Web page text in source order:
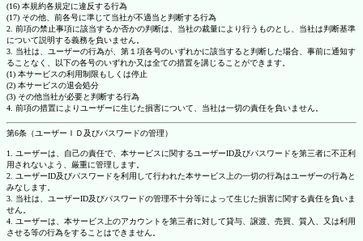
(16) 本規約各規定に違反する行為
(17) その他、前各号に準じて当社が不適当と判断する行為
2. 前項の禁止事項に該当するか否かの判断は、当社の裁量により行うものとし、当社は判断基準
について説明する義務を負いません。
3. 当社は、ユーザーの行為が、第１項各号のいずれかに該当すると判断した場合、事前に通知す
ることなく、以下の各号のいずれか又は全ての措置を講じることができます。
(1) 本サービスの利用制限もしくは停止
(2) 本サービスの退会処分
(3) その他当社が必要と判断する行為
4. 前項の措置によりユーザーに生じた損害について、当社は一切の責任を負いません。
第6条（ユーザーＩＤ及びパスワードの管理）
1. ユーザーは、自己の責任で、本サービスに関するユーザーID及びパスワードを第三者に不正利
用されないよう、厳重に管理します。
2. ユーザーID及びパスワードを利用して行われた本サービス上の一切の行為はユーザーの行為と
みなします。
3. 当社は、ユーザーID及びパスワードの管理不十分等によって生じた損害に関する責任を負いま
せん。
4. ユーザーは、本サービス上のアカウントを第三者に対して貸与、譲渡、売買、質入、又は利用
させる等の行為をすることはできません。